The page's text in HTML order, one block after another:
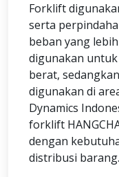
Forklift
serta
beban yang
digunakan
berat,
digunakan di
Dynamics
forklift
dengan
distribusi barang.